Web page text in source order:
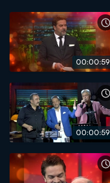
00:00:59
00:00:59